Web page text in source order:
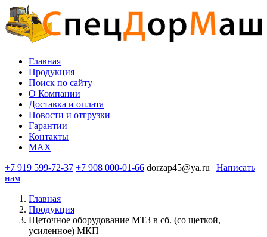
Перейти
к
основному
содержанию
Основная
навигация
Главная
Продукция
Поиск по сайту
O Компании
Доставка и оплата
Новости и отгрузки
Гарантии
Контакты
MAX
+7 919 599-72-37 +7 908 000-01-66 dorzap45@ya.ru | Написать
нам
Главная
Продукция
Щеточное оборудование МТЗ в сб. (со щеткой,
усиленное) МКП